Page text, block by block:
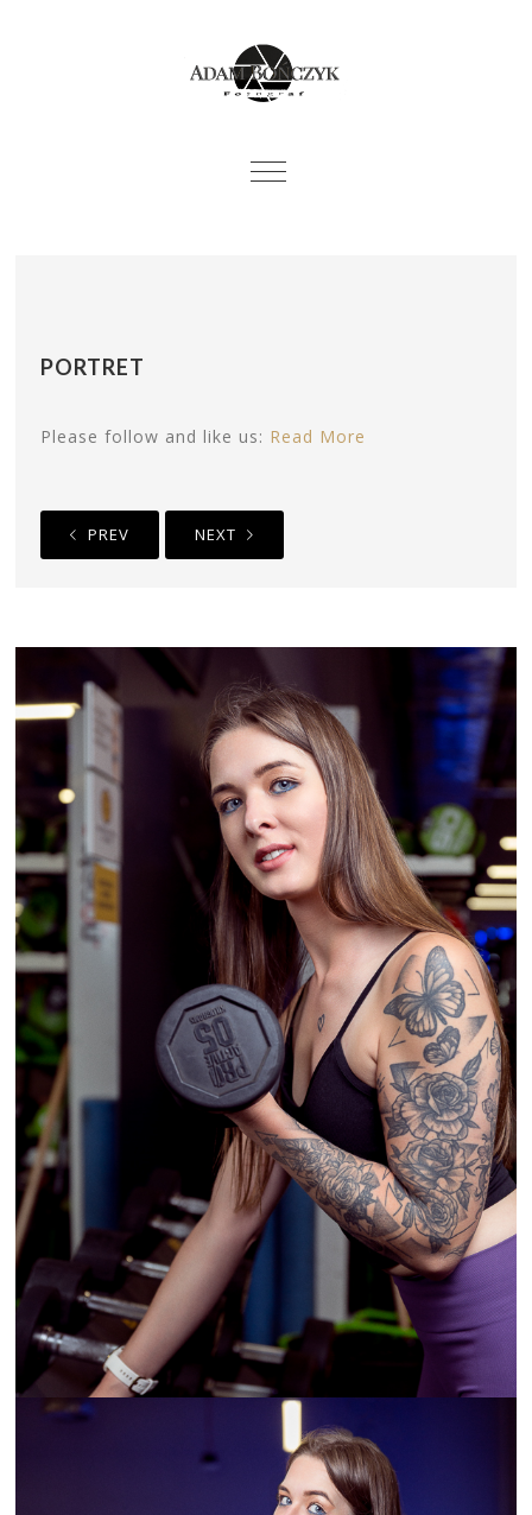
PORTRET
Please follow and like us: Read More
PREV NEXT